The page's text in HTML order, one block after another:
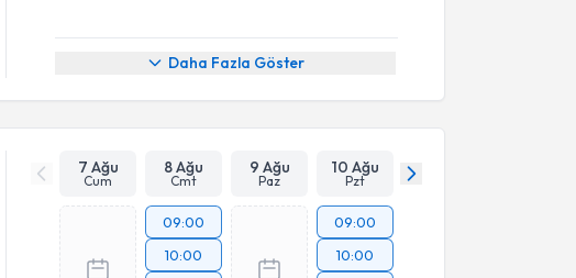
Daha Fazla Göster
7 Ağu
Cum
8 Ağu
Cmt
9 Ağu
Paz
10 Ağu
Pzt
09:00
10:00
09:00
10:00